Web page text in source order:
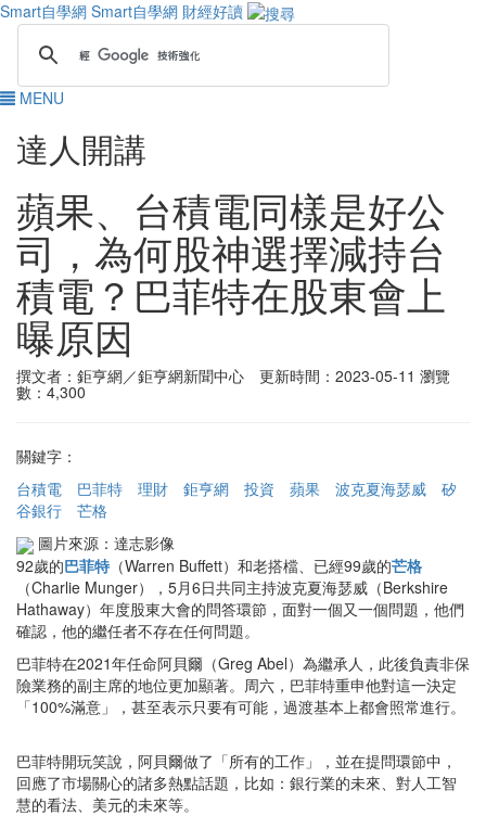
Smart自學網 Smart自學網 財經好讀
MENU
達人開講
蘋果、台積電同樣是好公
司，為何股神選擇減持台
積電？巴菲特在股東會上
曝原因
撰文者：鉅亨網／鉅亨網新聞中心 更新時間：2023-05-11 瀏覽
數：4,300
關鍵字：
台積電
巴菲特 理財 鉅亨網 投資 蘋果 波克夏海瑟威
矽
谷銀行
芒格
圖片來源：達志影像
92歲的巴菲特 （Warren Buffett）和老搭檔、已經99歲的芒格
（Charlie Munger），5月6日共同主持波克夏海瑟威（Berkshire
Hathaway）年度股東大會的問答環節，面對一個又一個問題，他們
確認，他的繼任者不存在任何問題。
巴菲特在2021年任命阿貝爾（Greg Abel）為繼承人，此後負責非保
險業務的副主席的地位更加顯著。周六，巴菲特重申他對這一決定
「100%滿意」，甚至表示只要有可能，過渡基本上都會照常進行。
巴菲特開玩笑說，阿貝爾做了「所有的工作」，並在提問環節中，
回應了市場關心的諸多熱點話題，比如：銀行業的未來、對人工智
慧的看法、美元的未來等。